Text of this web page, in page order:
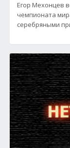
Егор Мехонцев
чемпионата
серебряными